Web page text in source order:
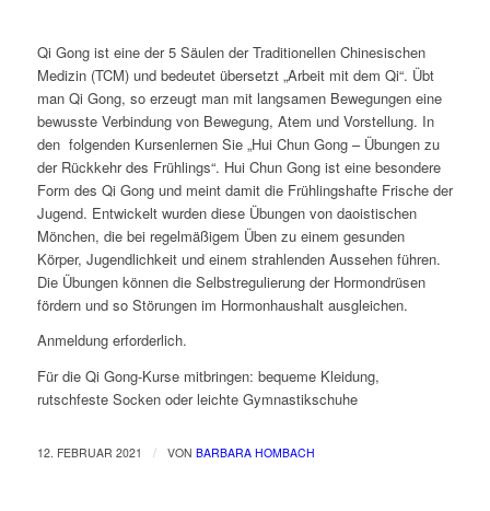
Qi Gong ist eine der 5 Säulen der Traditionellen Chinesischen
Medizin (TCM) und bedeutet übersetzt „Arbeit mit dem Qi“. Übt
man Qi Gong, so erzeugt man mit langsamen Bewegungen eine
bewusste Verbindung von Bewegung, Atem und Vorstellung. In
den folgenden Kursenlernen Sie „Hui Chun Gong – Übungen zu
der Rückkehr des Frühlings“. Hui Chun Gong ist eine besondere
Form des Qi Gong und meint damit die Frühlingshafte Frische der
Jugend. Entwickelt wurden diese Übungen von daoistischen
Mönchen, die bei regelmäßigem Üben zu einem gesunden
Körper, Jugendlichkeit und einem strahlenden Aussehen führen.
Die Übungen können die Selbstregulierung der Hormondrüsen
fördern und so Störungen im Hormonhaushalt ausgleichen.
Anmeldung erforderlich.
Für die Qi Gong-Kurse mitbringen: bequeme Kleidung,
rutschfeste Socken oder leichte Gymnastikschuhe
12. FEBRUAR 2021 / VON BARBARA HOMBACH